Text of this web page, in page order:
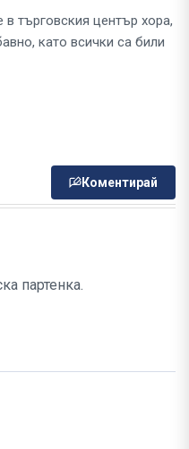
търговския център хора,
като всички са били
Коментирай
партенка.